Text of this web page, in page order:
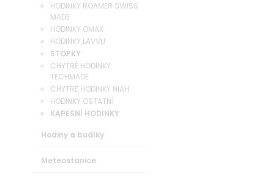
HODINKY ROAMER SWISS
MADE
HODINKY OMAX
HODINKY LAVVU
STOPKY
CHYTRÉ HODINKY
TECHMADE
CHYTRÉ HODINKY NIAH
HODINKY OSTATNÍ
KAPESNÍ HODINKY
Hodiny a budíky
Meteostanice